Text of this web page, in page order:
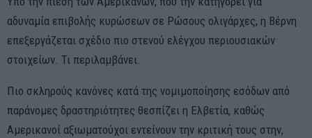
αδυναμία επιβολής κυρώσεων σε Ρώσους ολιγάρχες, η Βέρνη
επεξεργάζεται σχέδιο πιο στενού ελέγχου περιουσιακών
στοιχείων. Τι περιλαμβάνει.
Πιο σκληρούς κανόνες κατά της νομιμοποίησης εσόδων από
παράνομες δραστηριότητες θεσπίζει η Ελβετία, καθώς
Αμερικανοί αξιωματούχοι εντείνουν την κριτική τους στην,